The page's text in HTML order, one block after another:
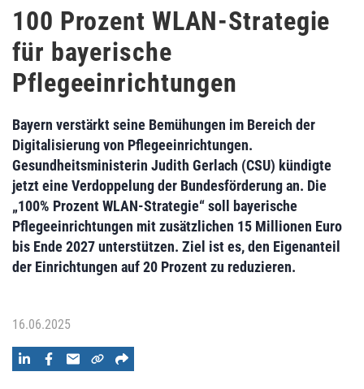
100 Prozent WLAN-Strategie
für bayerische
Pflegeeinrichtungen
Bayern verstärkt seine Bemühungen im Bereich der
Digitalisierung von Pflegeeinrichtungen.
Gesundheitsministerin Judith Gerlach (CSU) kündigte
jetzt eine Verdoppelung der Bundesförderung an. Die
„100% Prozent WLAN-Strategie“ soll bayerische
Pflegeeinrichtungen mit zusätzlichen 15 Millionen Euro
bis Ende 2027 unterstützen. Ziel ist es, den Eigenanteil
der Einrichtungen auf 20 Prozent zu reduzieren.
16.06.2025